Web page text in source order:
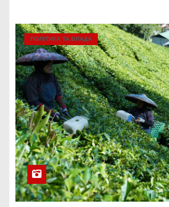
ПОЛІТИКА ТА ВЛАДА